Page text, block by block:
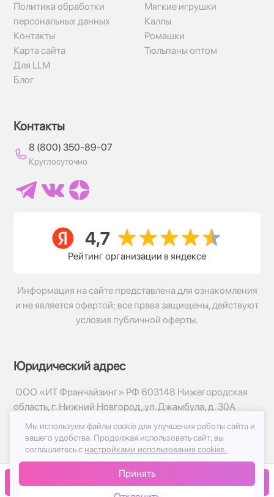
В корзину
Политика обработки
персональных данных
Контакты
Карта сайта
Для LLM
Блог
Мягкие игрушки
Каллы
Ромашки
Тюльпаны оптом
Контакты
8 (800) 350-89-07
Круглосуточно
Рейтинг организации в яндексе
Информация на сайте представлена для ознакомления
и не является офертой; все права защищены, действуют
условия публичной оферты.
Юридический адрес
ООО «ИТ Франчайзинг» РФ 603148 Нижегородская
область, г. Нижний Новгород, ул. Джамбула, д. 30А
© 2017-2026г, База Цветов 24.ру
Политика конфиденциальности
Публичная оферта
Мы используем файлы cookie для улучшения работы сайта и
вашего удобства. Продолжая использовать сайт, вы
соглашаетесь с настройками использования cookies.
Принять